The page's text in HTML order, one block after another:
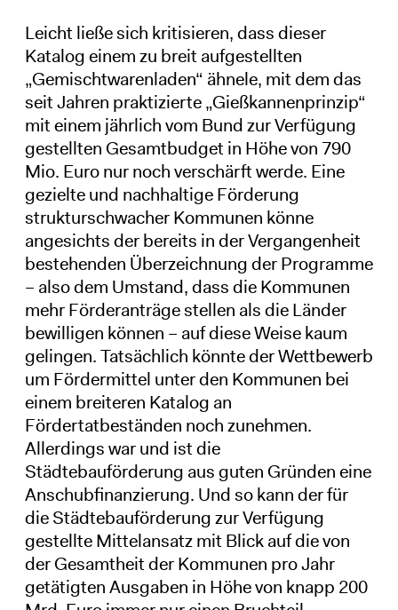
Leicht ließe sich kritisieren, dass dieser
Katalog einem zu breit aufgestellten
„Gemischtwarenladen“ ähnele, mit dem das
seit Jahren praktizierte „Gießkannenprinzip“
mit einem jährlich vom Bund zur Verfügung
gestellten Gesamtbudget in Höhe von 790
Mio. Euro nur noch verschärft werde. Eine
gezielte und nachhaltige Förderung
strukturschwacher Kommunen könne
angesichts der bereits in der Vergangenheit
bestehenden Überzeichnung der Programme
– also dem Umstand, dass die Kommunen
mehr Förderanträge stellen als die Länder
bewilligen können – auf diese Weise kaum
gelingen. Tatsächlich könnte der Wettbewerb
um Fördermittel unter den Kommunen bei
einem breiteren Katalog an
Fördertatbeständen noch zunehmen.
Allerdings war und ist die
Städtebauförderung aus guten Gründen eine
Anschubfinanzierung. Und so kann der für
die Städtebauförderung zur Verfügung
gestellte Mittelansatz mit Blick auf die von
der Gesamtheit der Kommunen pro Jahr
getätigten Ausgaben in Höhe von knapp 200